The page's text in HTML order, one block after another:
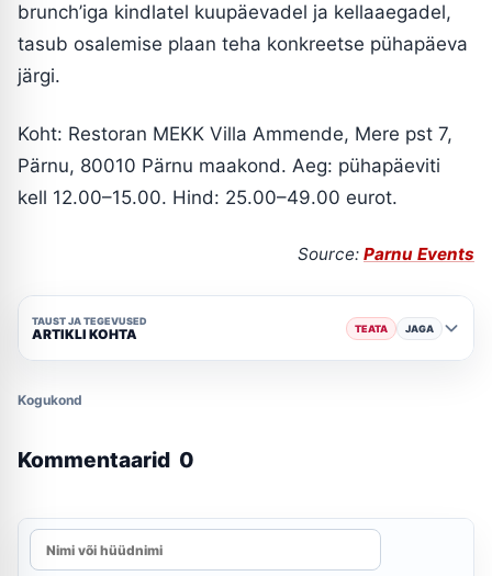
brunch’iga kindlatel kuupäevadel ja kellaaegadel,
tasub osalemise plaan teha konkreetse pühapäeva
järgi.
Koht: Restoran MEKK Villa Ammende, Mere pst 7,
Pärnu, 80010 Pärnu maakond. Aeg: pühapäeviti
kell 12.00–15.00. Hind: 25.00–49.00 eurot.
Source: Parnu Events
TAUST JA TEGEVUSED
ARTIKLI KOHTA TEATA JAGA
Kogukond
Kommentaarid 0